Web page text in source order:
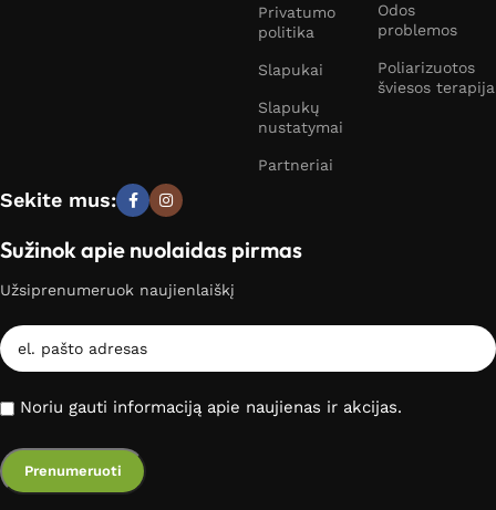
Privatumo
politika
Slapukai
Slapukų
nustatymai
Partneriai
Odos
problemos
Poliarizuotos
šviesos terapija
Sekite mus:
Sužinok apie nuolaidas pirmas
Užsiprenumeruok naujienlaiškį
Noriu gauti informaciją apie naujienas ir akcijas.